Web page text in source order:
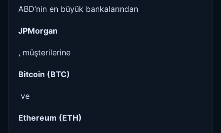
ABD’nin en büyük bankalarından
JPMorgan
, müşterilerine
Bitcoin (BTC)
ve
Ethereum (ETH)